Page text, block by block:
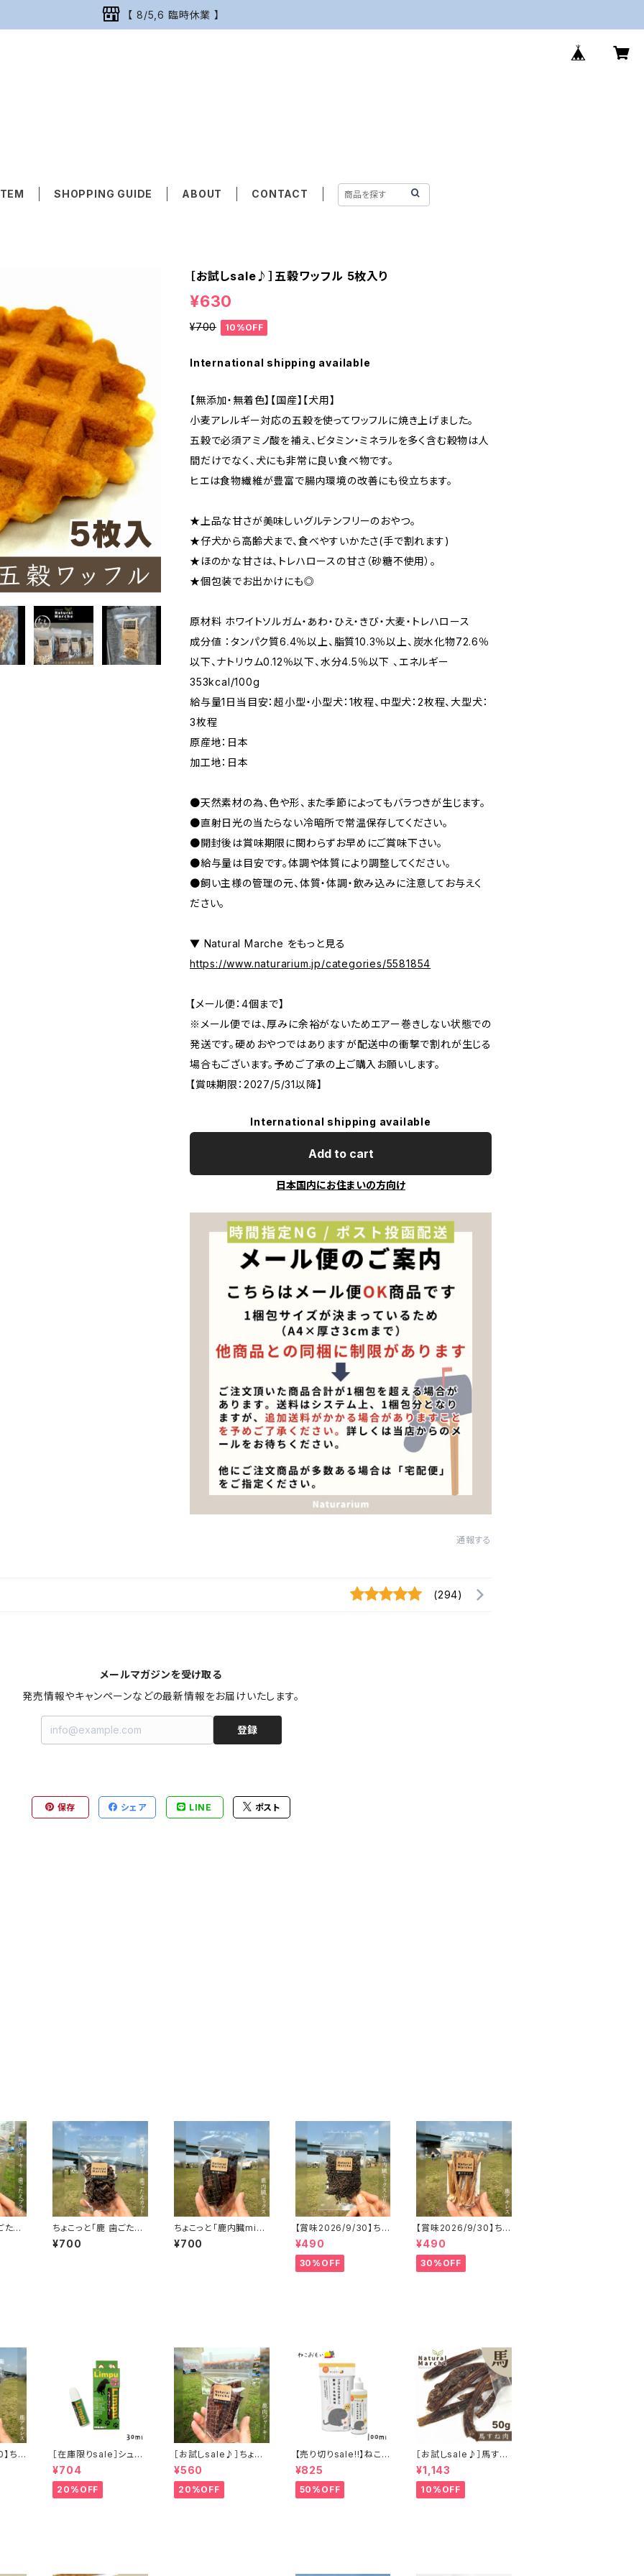
【 8/5,6 臨時休業 】
SHOPPING GUIDE ABOUT CONTACT
［お試しsale♪］五穀ワッフル 5枚入り
¥630
¥700 10%OFF
International shipping available
【無添加・無着色】【国産】【犬用】
小麦アレルギー対応の五穀を使ってワッフルに焼き上げました。
五穀で必須アミノ酸を補え、ビタミン・ミネラルを多く含む穀物は人
間だけでなく、犬にも非常に良い食べ物です。
ヒエは食物繊維が豊富で腸内環境の改善にも役立ちます。
★上品な甘さが美味しいグルテンフリーのおやつ。
★仔犬から高齢犬まで、食べやすいかたさ(手で割れます)
★ほのかな甘さは、トレハロースの甘さ（砂糖不使用）。
★個包装でお出かけにも◎
原材料 ホワイトソルガム・あわ・ひえ・きび・大麦・トレハロース
成分値 ：タンパク質6.4％以上、脂質10.3％以上、炭水化物72.6％
以下、ナトリウム0.12％以下、水分4.5％以下 、エネルギー
353kcal/100g
給与量1日当目安：超小型・小型犬：1枚程、中型犬：2枚程、大型犬：
3枚程
原産地：日本
加工地：日本
●天然素材の為、色や形、また季節によってもバラつきが生じます。
●直射日光の当たらない冷暗所で常温保存してください。
●開封後は賞味期限に関わらずお早めにご賞味下さい。
●給与量は目安です。体調や体質により調整してください。
●飼い主様の管理の元、体質・体調・飲み込みに注意してお与えく
ださい。
▼ Natural Marche をもっと見る
https://www.naturarium.jp/categories/5581854
【メール便：4個まで】
※メール便では、厚みに余裕がないためエアー巻きしない状態での
発送です。硬めおやつではありますが配送中の衝撃で割れが生じる
場合もございます。予めご了承の上ご購入お願いします。
【賞味期限：2027/5/31以降】
International shipping available
Add to cart
日本国内にお住まいの方向け
通報する
(294)
メールマガジンを受け取る
発売情報やキャンペーンなどの最新情報をお届けいたします。
登録
保存 シェア LINE ポスト
たえ
ちょこっと「鹿 歯ごたえ
カット」ジビエ鹿 おやつ
¥700
ちょこっと「鹿内臓mix
ジャーキー」ジビエ鹿
おやつ
¥700
【賞味2026/9/30】ちょ
こっと「鹿内臓mixふり
かけ」ジビエ鹿 おやつ
¥490
30%OFF
【賞味2026/9/30】ちょ
こっと「鹿アキレス」ジビ
エ鹿 おやつ
¥490
30%OFF
ちょ
［在庫限りsale］シュア
リンプウ イヤークリー
ナー 30ml
¥704
20%OFF
［お試しsale♪］ちょこ
っと「鹿肉ジャーキー」
ジビエ鹿 おやつ
¥560
20%OFF
【売り切りsale!!】ねこ
おもい 猫 ご飯の吐き戻
しに 酵素と食物繊維 1
00ml
¥825
50%OFF
［お試しsale♪］馬すね
肉 50g
¥1,143
10%OFF